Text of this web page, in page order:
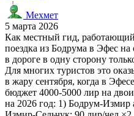
Мехмет
5 марта 2026
Как местный гид,
поездка из Бодрума в Эфес
в дороге в одну сторону
Для многих туристов это
в жару сентября, когда в
бюджет 4000-5000 лир на
на 2026 год: 1) Бодрум-Измир